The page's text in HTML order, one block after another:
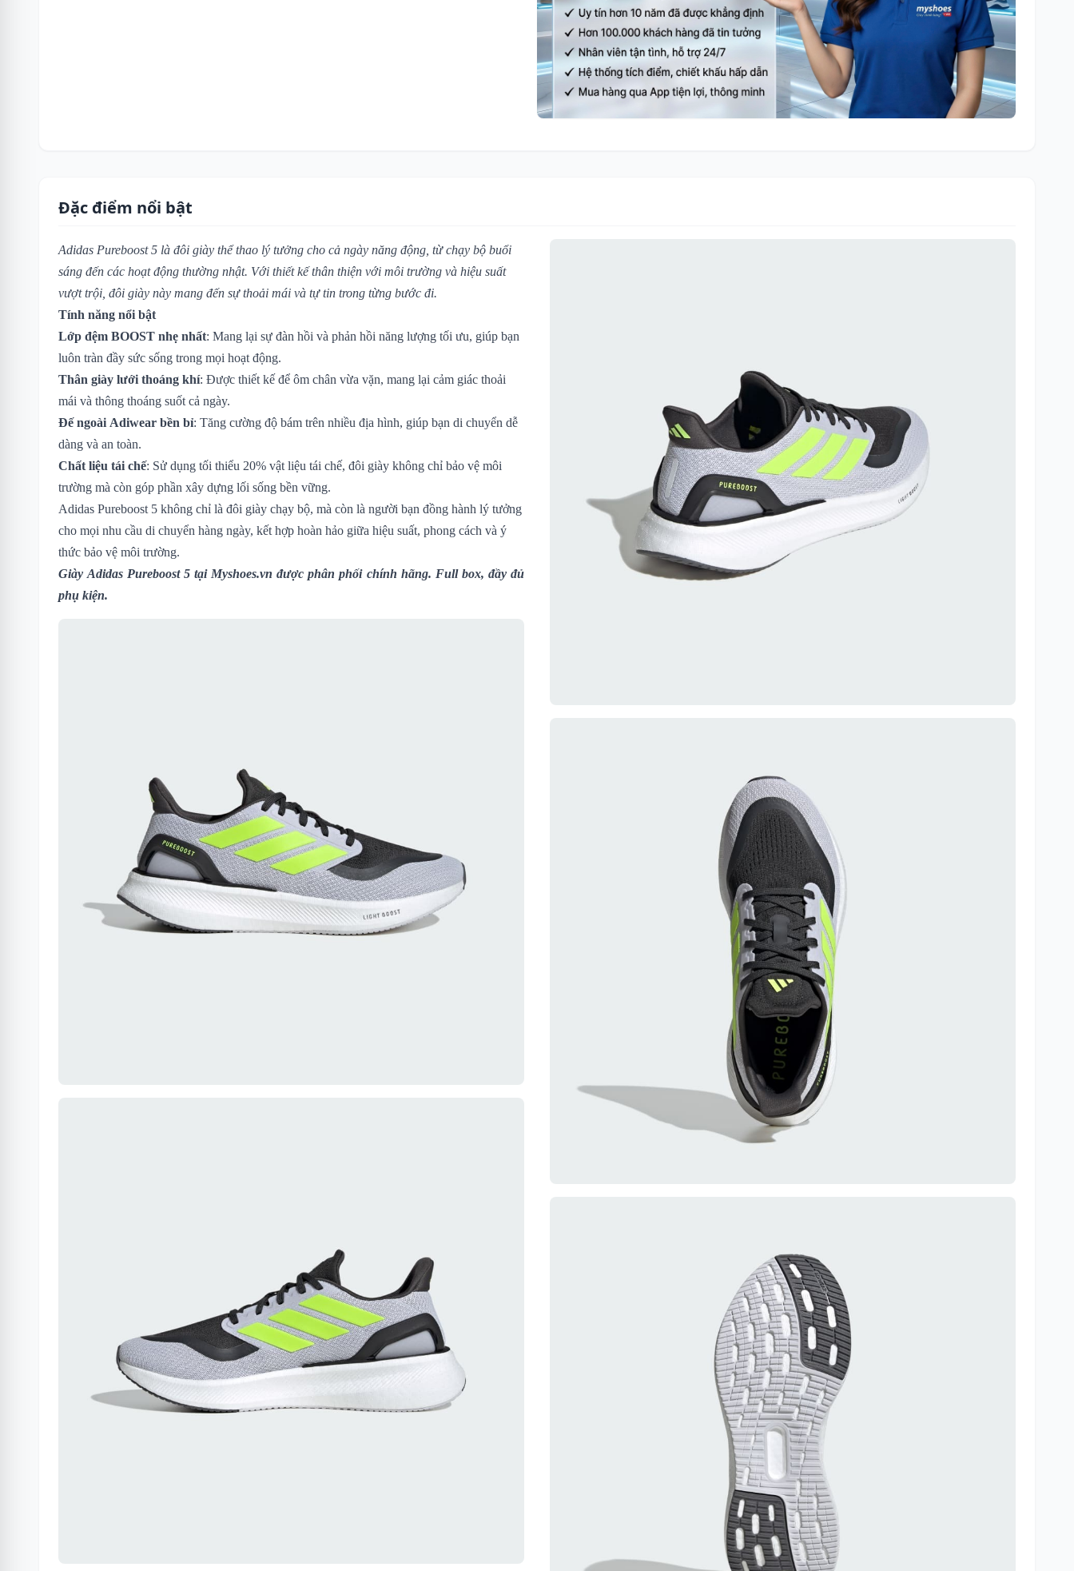
Đặc điểm nổi bật
Adidas Pureboost 5 là đôi giày thể thao lý tưởng cho cả ngày năng động, từ chạy bộ buổi
sáng đến các hoạt động thường nhật. Với thiết kế thân thiện với môi trường và hiệu suất
vượt trội, đôi giày này mang đến sự thoải mái và tự tin trong từng bước đi.
Tính năng nổi bật
Lớp đệm BOOST nhẹ nhất: Mang lại sự đàn hồi và phản hồi năng lượng tối ưu, giúp bạn
luôn tràn đầy sức sống trong mọi hoạt động.
Thân giày lưới thoáng khí: Được thiết kế để ôm chân vừa vặn, mang lại cảm giác thoải
mái và thông thoáng suốt cả ngày.
Đế ngoài Adiwear bền bỉ: Tăng cường độ bám trên nhiều địa hình, giúp bạn di chuyển dễ
dàng và an toàn.
Chất liệu tái chế: Sử dụng tối thiểu 20% vật liệu tái chế, đôi giày không chỉ bảo vệ môi
trường mà còn góp phần xây dựng lối sống bền vững.
Adidas Pureboost 5 không chỉ là đôi giày chạy bộ, mà còn là người bạn đồng hành lý tưởng
cho mọi nhu cầu di chuyển hàng ngày, kết hợp hoàn hảo giữa hiệu suất, phong cách và ý
thức bảo vệ môi trường.
Giày Adidas Pureboost 5 tại Myshoes.vn được phân phối chính hãng. Full box, đầy đủ
phụ kiện.